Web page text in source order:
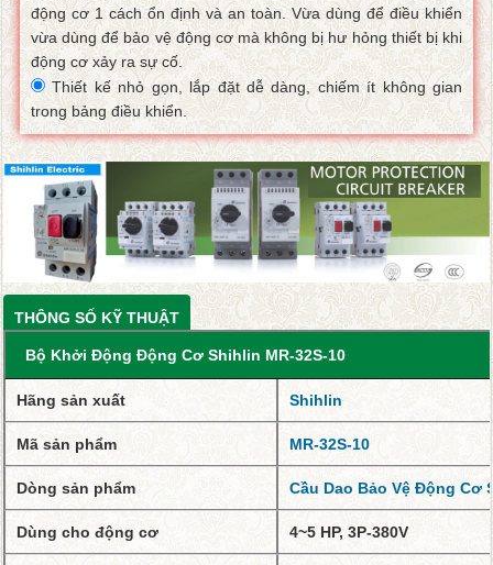
động cơ 1 cách ổn định và an toàn. Vừa dùng để điều khiển
vừa dùng để bảo vệ động cơ mà không bị hư hỏng thiết bị khi
động cơ xảy ra sự cố.
Thiết kế nhỏ gọn, lắp đặt dễ dàng, chiếm ít không gian
trong bảng điều khiển.
THÔNG SỐ KỸ THUẬT
Bộ Khởi Động Động Cơ Shihlin MR-32S-10
Hãng sản xuất Shihlin
Mã sản phẩm MR-32S-10
Dòng sản phẩm Cầu Dao Bảo Vệ Động Cơ
Dùng cho động cơ 4~5 HP, 3P-380V